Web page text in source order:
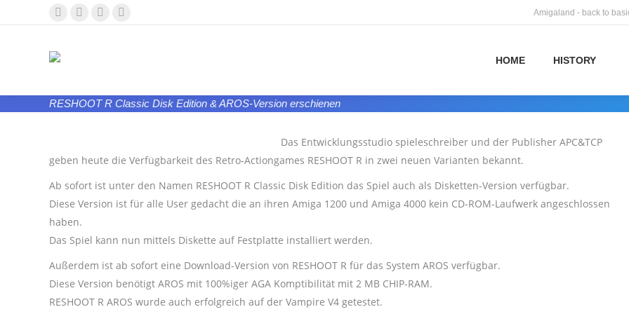
Facebook
opens
new
window
YouTube
new
window
Whatsapp
new
window
E-
in
new
Amigaland - back to
HOME HISTORY
RESHOOT R Classic Disk Edition & AROS-Version erschienen
Das Entwicklungsstudio spieleschreiber und der Publisher APC&TCP
geben heute die Verfügbarkeit des Retro-Actiongames RESHOOT R in zwei neuen Varianten bekannt.
Ab sofort ist unter den Namen RESHOOT R Classic Disk Edition das Spiel auch als Disketten-Version verfügbar.
Diese Version ist für alle User gedacht die an ihren Amiga 1200 und Amiga 4000 kein CD-ROM-Laufwerk angeschlossen
haben.
Das Spiel kann nun mittels Diskette auf Festplatte installiert werden.
Außerdem ist ab sofort eine Download-Version von RESHOOT R für das System AROS verfügbar.
Diese Version benötigt AROS mit 100%iger AGA Komptibilität mit 2 MB CHIP-RAM.
RESHOOT R AROS wurde auch erfolgreich auf der Vampire V4 getestet.